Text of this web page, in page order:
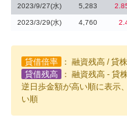
2023/9/27(水) 5,283
2023/3/29(水) 4,760
貸借倍率
： 融資残高 / 貸
貸借残高
： 融資残高 - 貸
逆日歩金額が高い順に表示
い順